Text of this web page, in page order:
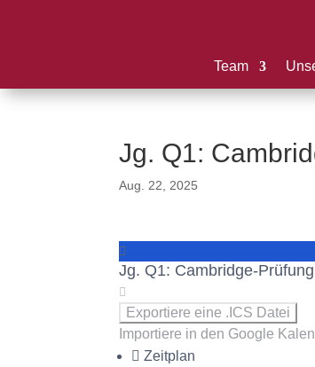
Team
Jg. Q1:
Aug. 22, 2025
Jg. Q1: Cambridge-Prüfung
Exportiere eine .ICS Datei
Importiere in den Google
Zeitplan